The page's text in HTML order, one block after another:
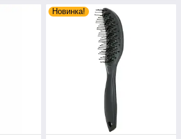
Новинка!